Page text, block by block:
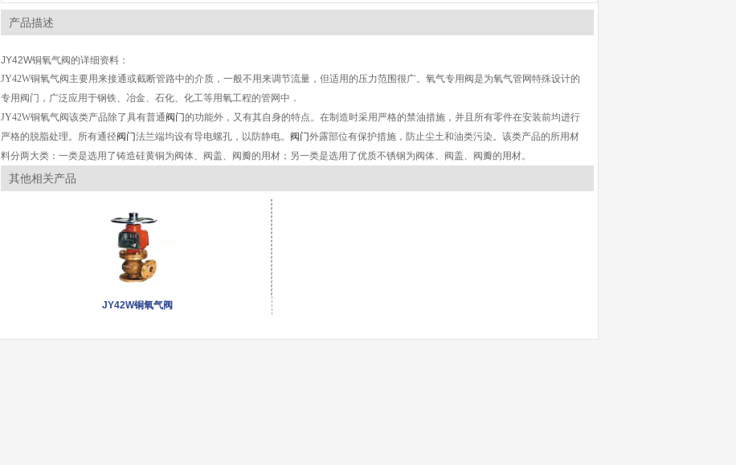
产品描述
JY42W铜氧气阀的详细资料：
JY42W铜氧气阀 主要用来接通或截断管路中的介质，一般不用来调节流量，但适用的压力范围很广。氧气专用阀是为氧气管网特殊设计的
专用阀门，广泛应用于钢铁、冶金、石化、化工等用氧工程的管网中．
JY42W铜氧气阀该类产品除了具有普通阀门的功能外，又有其自身的特点。在制造时采用严格的禁油措施，并且所有零件在安装前均进行
严格的脱脂处理。所有通径阀门法兰端均设有导电螺孔，以防静电。 阀门外露部位有保护措施，防止尘土和油类污染。该类产品的所用材
料分两大类：一类是选用了铸造硅黄铜为阀体、阀盖、阀瓣的用材；另一类是选用了优质不锈钢为阀体、阀盖、阀瓣的用材。
其他相关产品
JY42W铜氧气阀